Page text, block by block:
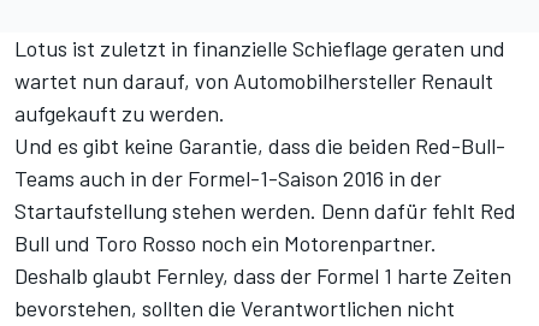
Lotus ist zuletzt in finanzielle Schieflage geraten und
wartet nun darauf, von Automobilhersteller Renault
aufgekauft zu werden.
Und es gibt keine Garantie, dass die beiden Red-Bull-
Teams auch in der Formel-1-Saison 2016 in der
Startaufstellung stehen werden. Denn dafür fehlt Red
Bull und Toro Rosso noch ein Motorenpartner.
Deshalb glaubt Fernley, dass der Formel 1 harte Zeiten
bevorstehen, sollten die Verantwortlichen nicht